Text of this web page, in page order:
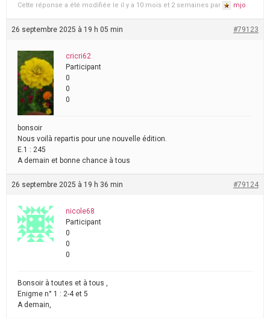
Cette réponse a été modifiée le il y a 10 mois et 2 semaines par mjo.
26 septembre 2025 à 19 h 05 min #79123
cricri62
Participant
0
0
0
bonsoir
Nous voilà repartis pour une nouvelle édition.
E.1 : 245
A demain et bonne chance à tous
26 septembre 2025 à 19 h 36 min #79124
nicole68
Participant
0
0
0
Bonsoir à toutes et à tous ,
Enigme n° 1 : 2-4 et 5
A demain,